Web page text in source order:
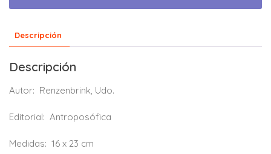
Descripción
Descripción
Autor: Renzenbrink, Udo.
Editorial: Antroposófica
Medidas: 16 x 23 cm